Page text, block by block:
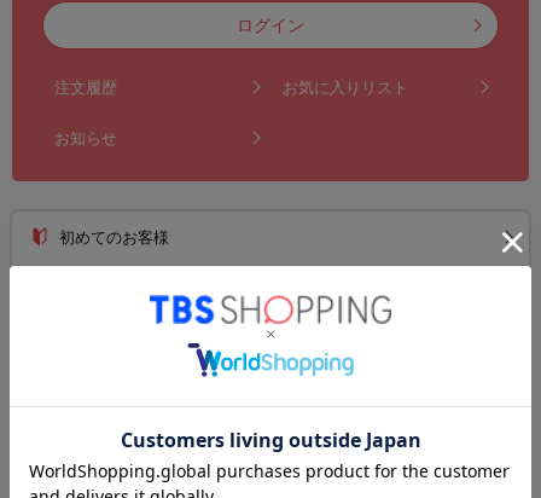
ログイン
注文履歴 お気に入りリスト
お知らせ
初めてのお客様
ご利用ガイド